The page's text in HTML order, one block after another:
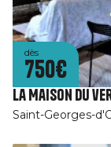
dès
750€
La Maison du
Saint-Georges-